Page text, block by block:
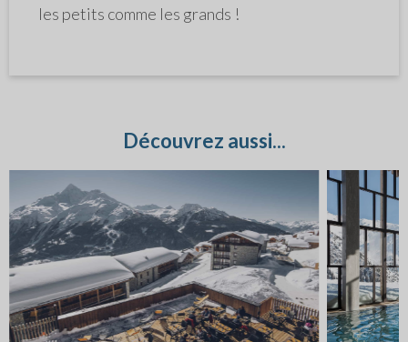
les petits comme les grands !
Découvrez aussi...